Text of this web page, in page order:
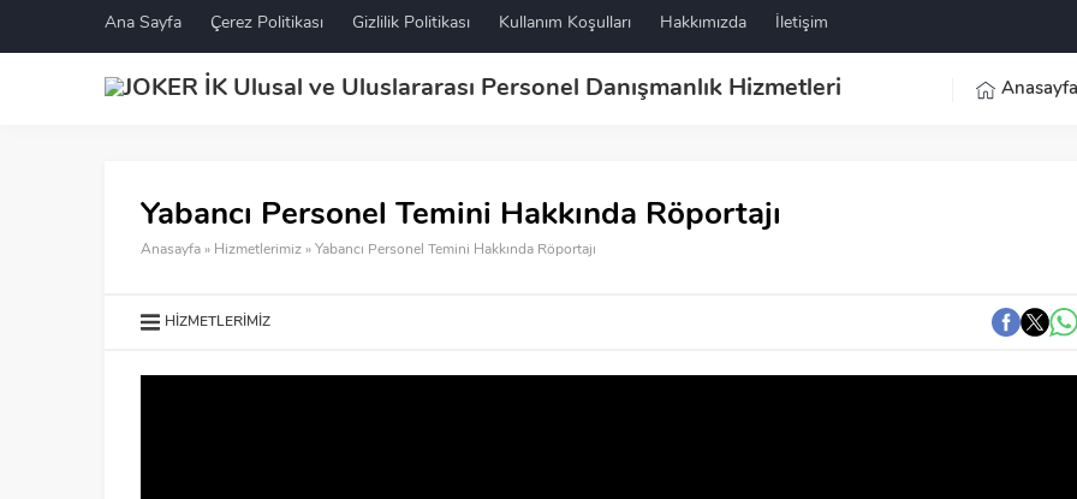
Ana Sayfa Çerez Politikası Gizlilik Politikası Kullanım Koşulları Hakkımızda İletişim
Anasayfa
Yabancı Personel Temini Hakkında Röportajı
Anasayfa » Hizmetlerimiz » Yabancı Personel Temini Hakkında Röportajı
HIZMETLERIMIZ